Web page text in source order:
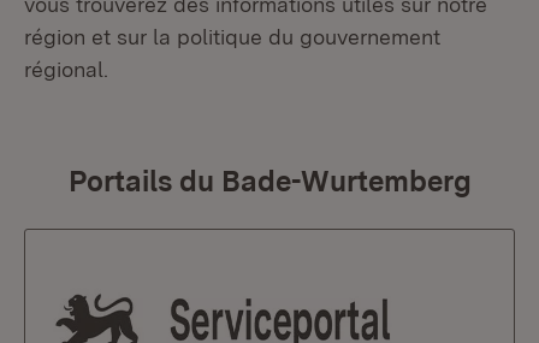
région et sur la politique du gouvernement
régional.
Portails du Bade-Wurtemberg